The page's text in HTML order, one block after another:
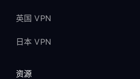
英国 VPN
日本 VPN
资源